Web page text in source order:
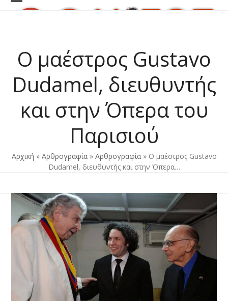
Skip
Open
Close
Ο μαέστρος Gustavo
Dudamel, διευθυντής
και στην Όπερα του
Παρισιού
Αρχική » Αρθρογραφία» Αρθρογραφία» Ο μαέστρος Gustavo
Dudamel, διευθυντής και στην Όπερα…